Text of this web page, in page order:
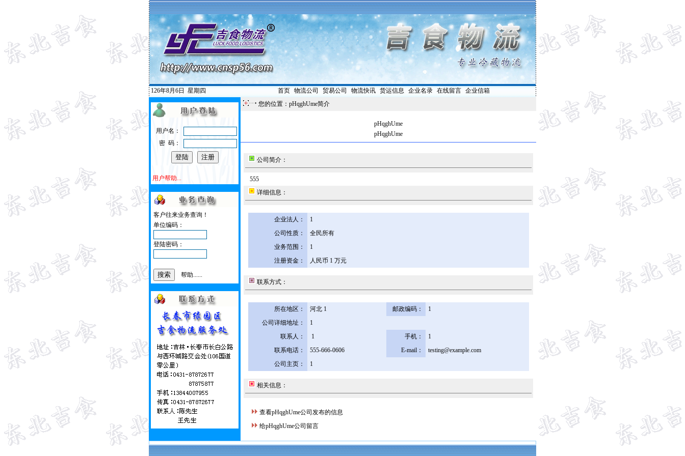
126年8月6日 星期四 首页| 物流公司 贸易公司 物流快讯| 货运信息 企业名录| 在线留言| 企业信箱
用户名：
密 码：
用户帮助...
客户往来业务查询！
单位编码：
登陆密码：
帮助......
您的位置：pHqghUme简介
pHqghUme
pHqghUme
公司简介：
555
详细信息：
企业法人：
1
公司性质：
全民所有
业务范围：
1
注册资金：
人民币 1 万元
联系方式：
所在地区： 河北 1 邮政编码：
1
公司详细地址：
1
联系人：
1 手机：
1
联系电话：
555-666-0606 E-mail：
testing@example.com
公司主页：
1
相关信息：
查看pHqghUme公司发布的信息
给pHqghUme公司留言